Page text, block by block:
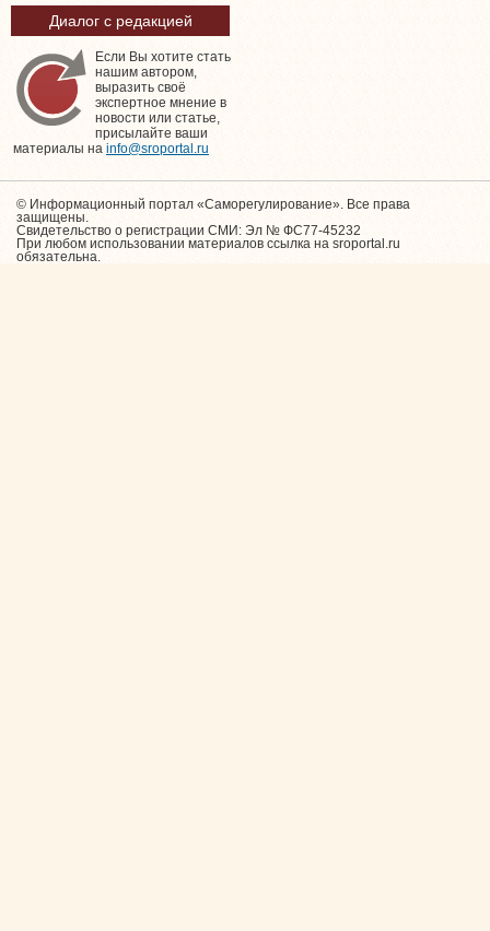
Диалог с редакцией
Если Вы хотите стать
нашим автором,
выразить своё
экспертное мнение в
новости или статье,
присылайте ваши
материалы на info@sroportal.ru
© Информационный портал «Саморегулирование». Все права
защищены.
Свидетельство о регистрации СМИ: Эл № ФС77-45232
При любом использовании материалов ссылка на sroportal.ru
обязательна.